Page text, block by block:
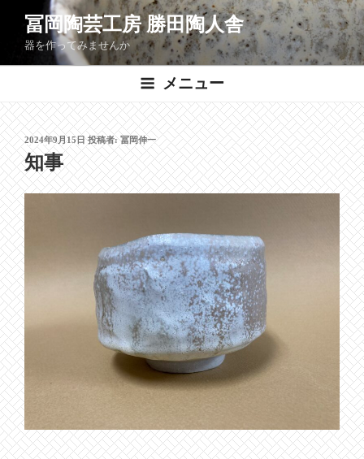
ン
へ
ス
キ
ッ
プ
冨岡陶芸工房 勝田陶人舎
器を作ってみませんか
メニュー
投
稿
日:
2024年9月15日投稿者:冨岡伸一
知事